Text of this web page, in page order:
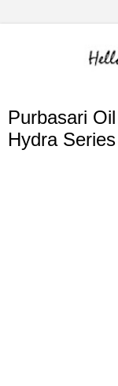
Purbasari
Hydra Series